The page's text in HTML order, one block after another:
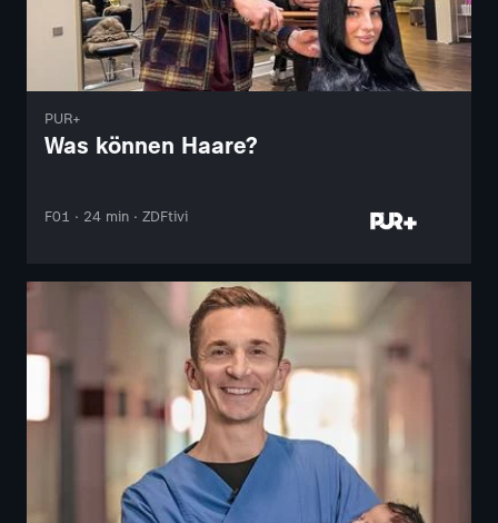
PUR+
Was können Haare?
F01 · 24 min · ZDFtivi